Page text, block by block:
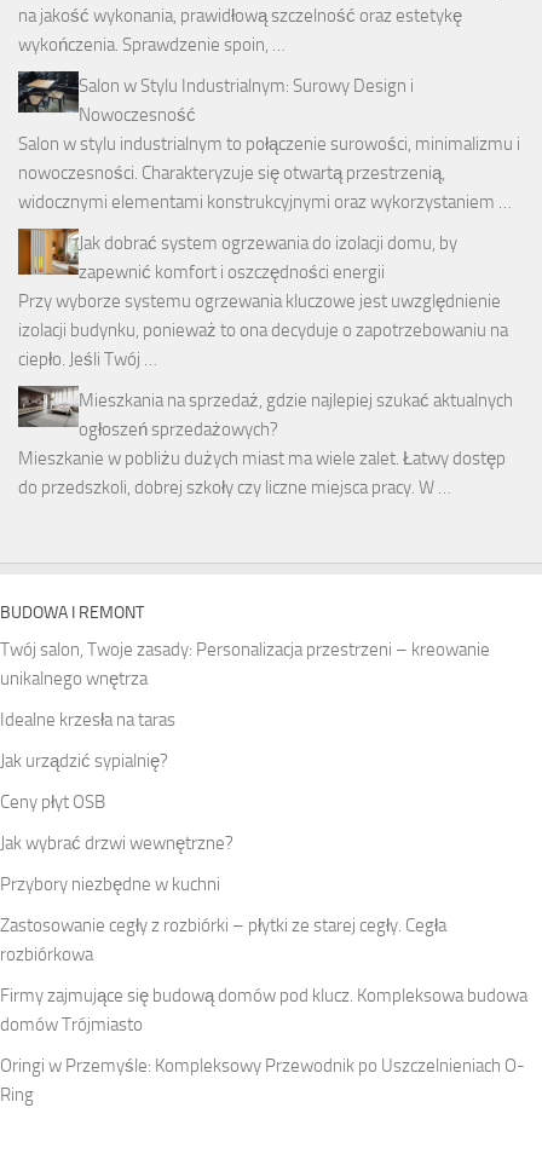
na jakość wykonania, prawidłową szczelność oraz estetykę
wykończenia. Sprawdzenie spoin, …
Salon w Stylu Industrialnym: Surowy Design i
Nowoczesność
Salon w stylu industrialnym to połączenie surowości, minimalizmu i
nowoczesności. Charakteryzuje się otwartą przestrzenią,
widocznymi elementami konstrukcyjnymi oraz wykorzystaniem …
Jak dobrać system ogrzewania do izolacji domu, by
zapewnić komfort i oszczędności energii
Przy wyborze systemu ogrzewania kluczowe jest uwzględnienie
izolacji budynku, ponieważ to ona decyduje o zapotrzebowaniu na
ciepło. Jeśli Twój …
Mieszkania na sprzedaż, gdzie najlepiej szukać aktualnych
ogłoszeń sprzedażowych?
Mieszkanie w pobliżu dużych miast ma wiele zalet. Łatwy dostęp
do przedszkoli, dobrej szkoły czy liczne miejsca pracy. W …
BUDOWA I REMONT
Twój salon, Twoje zasady: Personalizacja przestrzeni – kreowanie
unikalnego wnętrza
Idealne krzesła na taras
Jak urządzić sypialnię?
Ceny płyt OSB
Jak wybrać drzwi wewnętrzne?
Przybory niezbędne w kuchni
Zastosowanie cegły z rozbiórki – płytki ze starej cegły. Cegła
rozbiórkowa
Firmy zajmujące się budową domów pod klucz. Kompleksowa budowa
domów Trójmiasto
Oringi w Przemyśle: Kompleksowy Przewodnik po Uszczelnieniach O-
Ring